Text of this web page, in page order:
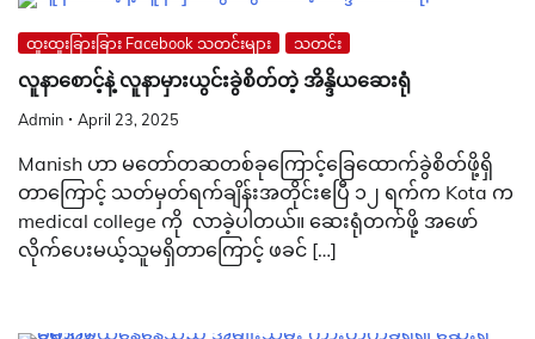
ထူးထူးခြားခြား Facebook သတင်းများ သတင်း
လူနာစောင့်နဲ့ လူနာမှားယွင်းခွဲစိတ်တဲ့ အိန္ဒိယဆေးရုံ
Admin April 23, 2025
Manish ဟာ မတော်တဆတစ်ခုကြောင့်ခြေထောက်ခွဲစိတ်ဖို့ရှိ
တာကြောင့် သတ်မှတ်ရက်ချိန်းအတိုင်းဧပြီ ၁၂ ရက်က Kota က
medical college ကို လာခဲ့ပါတယ်။ ဆေးရုံတက်ဖို့ အဖော်
လိုက်ပေးမယ့်သူမရှိတာကြောင့် ဖခင် […]